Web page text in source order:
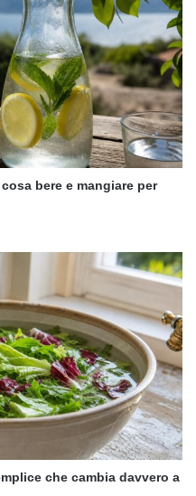
bere e mangiare per
che cambia davvero a